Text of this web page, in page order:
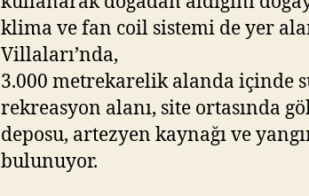
klima ve fan coil sistemi de yer
Villaları’nda,
3.000 metrekarelik alanda içinde
rekreasyon alanı, site ortasında
deposu, artezyen kaynağı ve
bulunuyor.